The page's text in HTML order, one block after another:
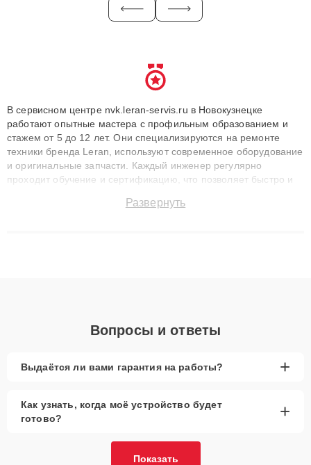
В сервисном центре nvk.leran-servis.ru в Новокузнецке
работают опытные мастера с профильным образованием и
стажем от 5 до 12 лет. Они специализируются на ремонте
техники бренда Leran, используют современное оборудование
и оригинальные запчасти. Каждый инженер регулярно
проходит обучение и сертификацию, что позволяет быстро и
сохранением гарантии до 3 лет. Наши мастера решают
Развернуть
Вопросы и ответы
Выдаётся ли вами гарантия на работы? +
Как узнать, когда моё устройство будет
готово?
+
Показать